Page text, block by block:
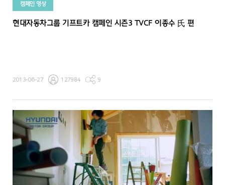
캠페인 영상
현대자동차그룹 기프트카 캠페인 시즌3 TVCF 이종수 氏 편
2013-06-27 127984 9